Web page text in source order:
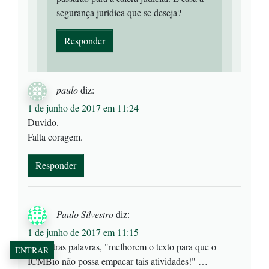
segurança jurídica que se deseja?
Responder
paulodiz:
1 de junho de 2017 em 11:24
Duvido.
Falta coragem.
Responder
Paulo Silvestrodiz:
1 de junho de 2017 em 11:15
Em outras palavras, "melhorem o texto para que o
ICMBio não possa empacar tais atividades!" …
ENTRAR